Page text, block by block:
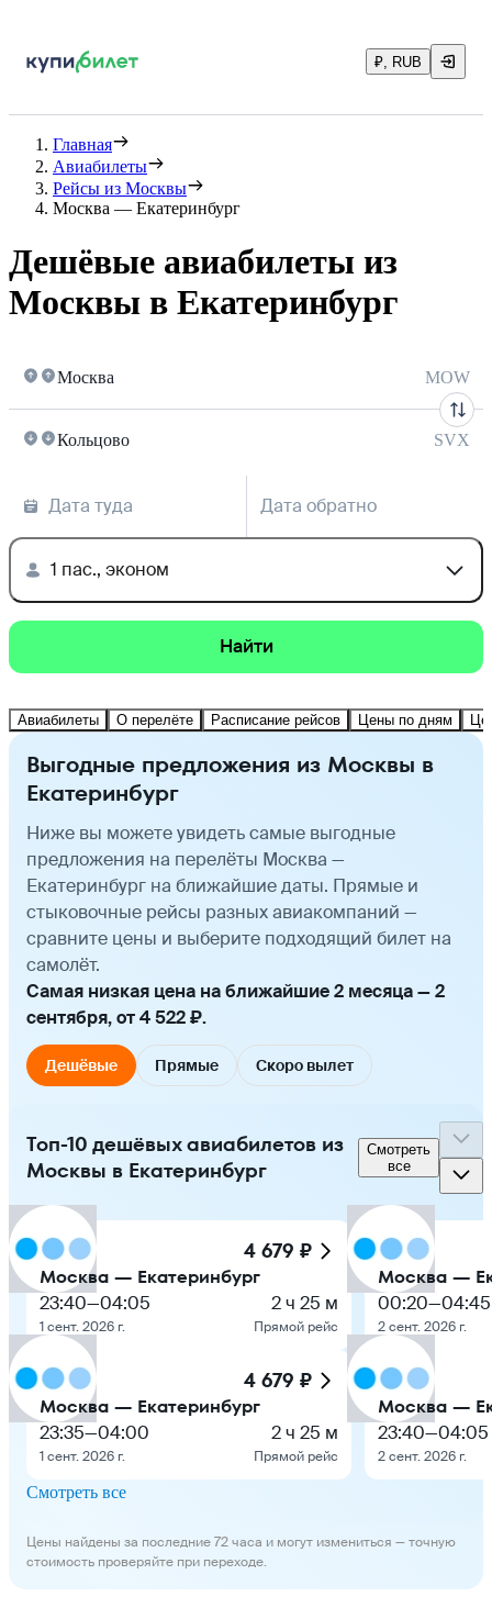
₽, RUB
Главная
Авиабилеты
Рейсы из Москвы
Москва — Екатеринбург
Дешёвые авиабилеты из
Москвы в Екатеринбург
Москва MOW
Кольцово SVX
Дата туда Дата обратно
1 пас., эконом
Найти
Авиабилеты О перелёте Расписание рейсов Цены по дням
Выгодные предложения из Москвы в
Екатеринбург
Ниже вы можете увидеть самые выгодные
предложения на перелёты Москва —
Екатеринбург на ближайшие даты. Прямые и
стыковочные рейсы разных авиакомпаний —
сравните цены и выберите подходящий билет на
самолёт.
Самая низкая цена на ближайшие 2 месяца — 2
сентября, от 4 522 ₽.
Дешёвые Прямые Скоро вылет
Топ-10 дешёвых авиабилетов из
Москвы в Екатеринбург
Смотреть
все
4 679 ₽
Москва — Екатеринбург
23:40—04:05
1 сент. 2026 г.
2 ч 25 м
Прямой рейс
4 679 ₽
Москва — Екатеринбург
23:35—04:00
1 сент. 2026 г.
2 ч 25 м
Прямой рейс
Москва —
00:20—04:45
2 сент. 2026 г.
Москва —
23:40—04:05
2 сент. 2026 г.
Смотреть все
Цены найдены за последние 72 часа и могут измениться — точную
стоимость проверяйте при переходе.